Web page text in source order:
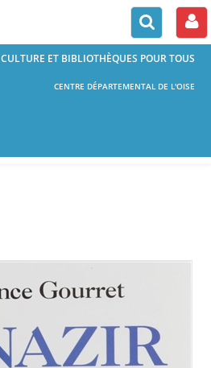
CULTURE ET BIBLIOTHÈQUES POUR TOUS
CENTRE DÉPARTEMENTAL DE L'OISE